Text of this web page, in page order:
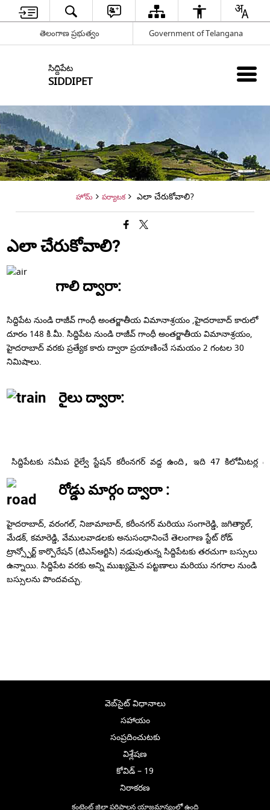
తెలంగాణ ప్రభుత్వం Government of Telangana
సిద్దిపేట
SIDDIPET
హోమ్ పర్యాటక ఎలా చేరుకోవాలి?
ఎలా చేరుకోవాలి?
గాలి ద్వారా:
సిద్దిపేట నుండి రాజీవ్ గాంధీ అంతర్జాతీయ విమానాశ్రయం ,హైదరాబాద్ కారులో
దూరం 148 కి.మీ. సిద్దిపేట నుండి రాజీవ్ గాంధీ అంతర్జాతీయ విమానాశ్రయం,
హైదరాబాద్ వరకు ప్రత్యేక కారు ద్వారా ప్రయాణించే సమయం 2 గంటల 30
నిమిషాలు.
రైలు ద్వారా:
సిద్దిపేటకు సమీప రైల్వే స్టేషన్ కరీంనగర్ వద్ద ఉంది, ఇది 47 కిలోమీటర్ల
రోడ్డు మార్గం ద్వారా :
హైదరాబాద్, వరంగల్, నిజామాబాద్, కరీంనగర్ మరియు సంగారెడ్డి, జగిత్యాల్,
మేడక్, కమారెడ్డి, వేములవాడలకు అనుసంధానించే తెలంగాణ స్టేట్ రోడ్
ట్రాన్స్పోర్ట్ కార్పొరేషన్ (టిఎస్ఆర్టిసి) నడుపుతున్న సిద్దిపేటకు తరచుగా బస్సులు
ఉన్నాయి. సిద్దిపేట వరకు అన్ని ముఖ్యమైన పట్టణాలు మరియు నగరాల నుండి
బస్సులను పొందవచ్చు.
వెబ్‌సైట్ విధానాలు
సహాయం
సంప్రదించుటకు
విశ్లేషణ
కోవిడ్ – 19
నిరాకరణ
కంటెంట్ జిల్లా పరిపాలన యాజమాన్యంలో ఉంది